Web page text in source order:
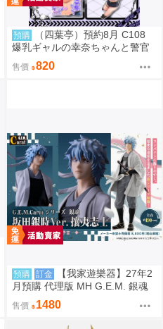
預購
（四葉亭）預約8月 C108
爆乳ギャルの幸奈ちゃんと警官
コスエッチ 新刊套組 猫耳と黒マ
スク
售價 820
預購 訂金
【我家遊樂器】27年2
月預購 代理版 MH G.E.M. 銀魂
坂田銀時 攘夷志士
售價 1480